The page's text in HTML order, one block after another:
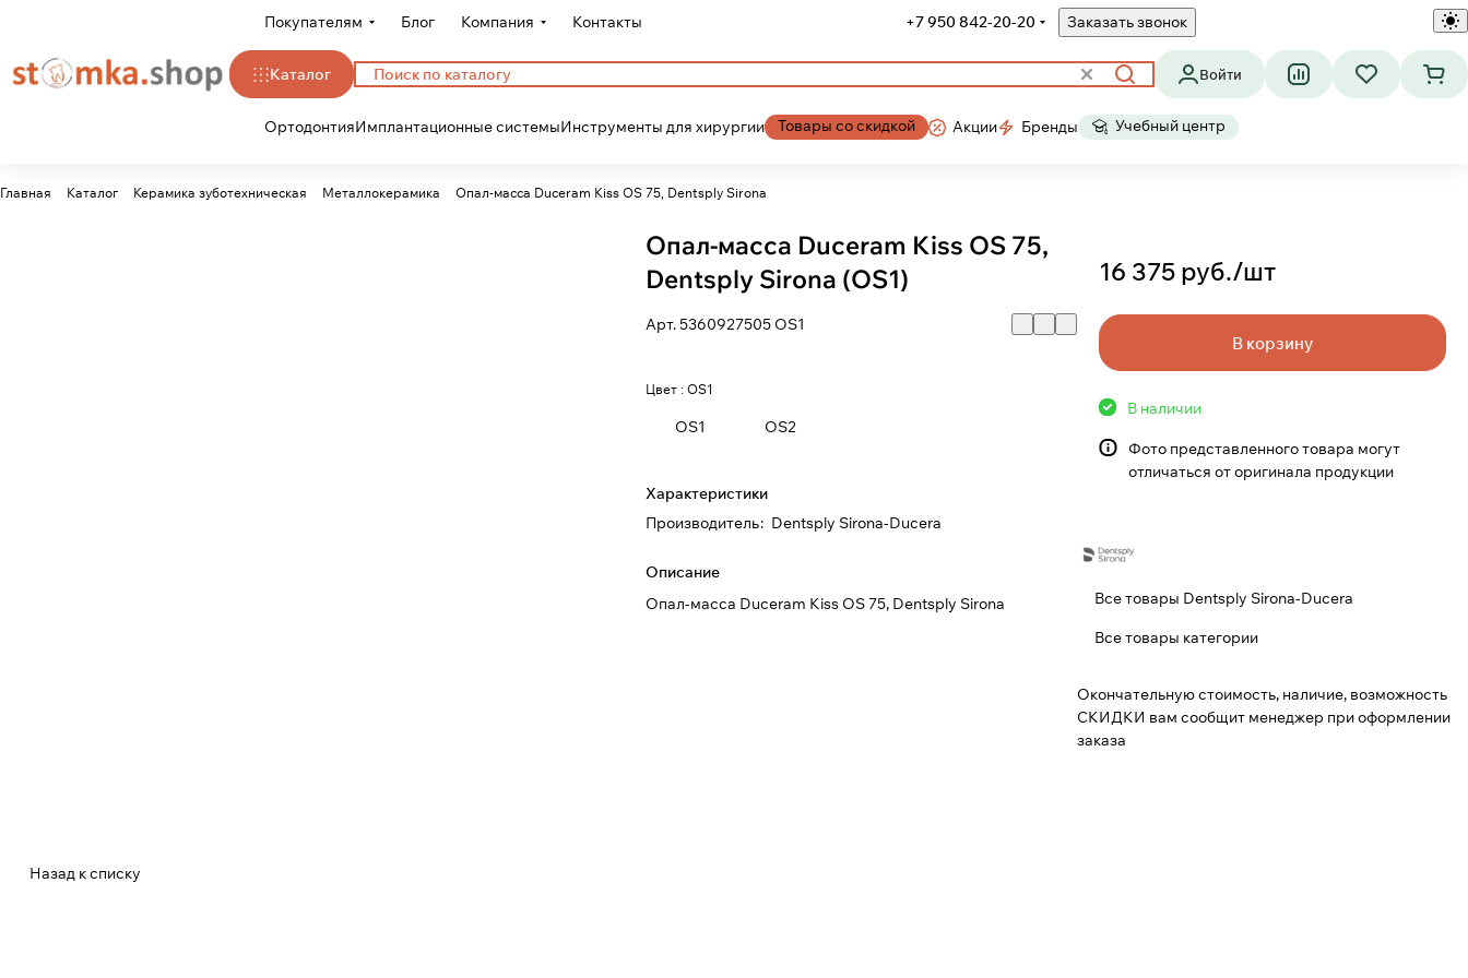
Покупателям Блог Компания Контакты +7 950 842-20-20 Заказать звонок
Каталог Войти
ОртодонтияИмплантационные системыИнструменты для хирургии Товары со скидкой Акции Бренды Учебный центр
Главная Каталог Керамика зуботехническая Металлокерамика Опал-масса Duceram Kiss OS 75, Dentsply Sirona
Опал-масса Duceram Kiss OS 75,
Dentsply Sirona (OS1)
Арт.5360927505 OS1
Цвет :OS1
OS1 OS2
Характеристики
Производитель: Dentsply Sirona-Ducera
Описание
Опал-масса Duceram Kiss OS 75, Dentsply Sirona
16 375 руб./шт
В корзину
В наличии
Фото представленного товара могут
отличаться от оригинала продукции
Все товары Dentsply Sirona-Ducera
Все товары категории
Окончательную стоимость, наличие, возможность
СКИДКИ вам сообщит менеджер при оформлении
заказа
Назад к списку